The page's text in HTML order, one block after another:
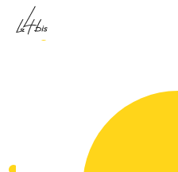
Skip to content